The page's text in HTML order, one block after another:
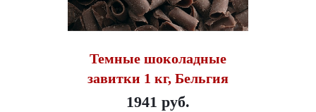
Темные шоколадные
завитки 1 кг, Бельгия
1941 руб.